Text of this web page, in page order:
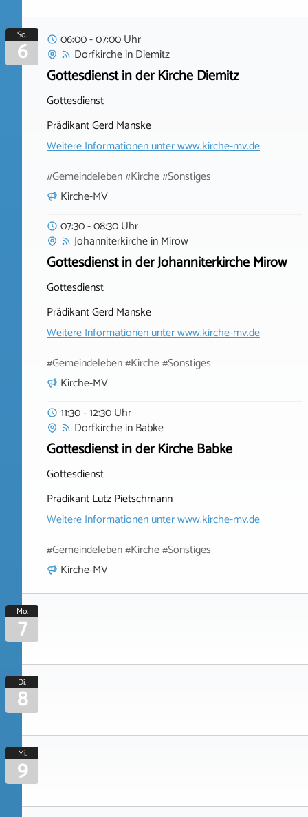
So.
6
06:00 - 07:00 Uhr
DorfkircheinDiemitz
Gottesdienst in der Kirche Diemitz
Gottesdienst
Prädikant Gerd Manske
Weitere Informationen unterwww.kirche-mv.de
#Gemeindeleben #Kirche #Sonstiges
Kirche-MV
07:30 - 08:30 Uhr
JohanniterkircheinMirow
Gottesdienst in der Johanniterkirche Mirow
Gottesdienst
Prädikant Gerd Manske
Weitere Informationen unterwww.kirche-mv.de
#Gemeindeleben #Kirche #Sonstiges
Kirche-MV
11:30 - 12:30 Uhr
DorfkircheinBabke
Gottesdienst in der Kirche Babke
Gottesdienst
Prädikant Lutz Pietschmann
Weitere Informationen unterwww.kirche-mv.de
#Gemeindeleben #Kirche #Sonstiges
Kirche-MV
Mo.
7
Di.
8
Mi.
9